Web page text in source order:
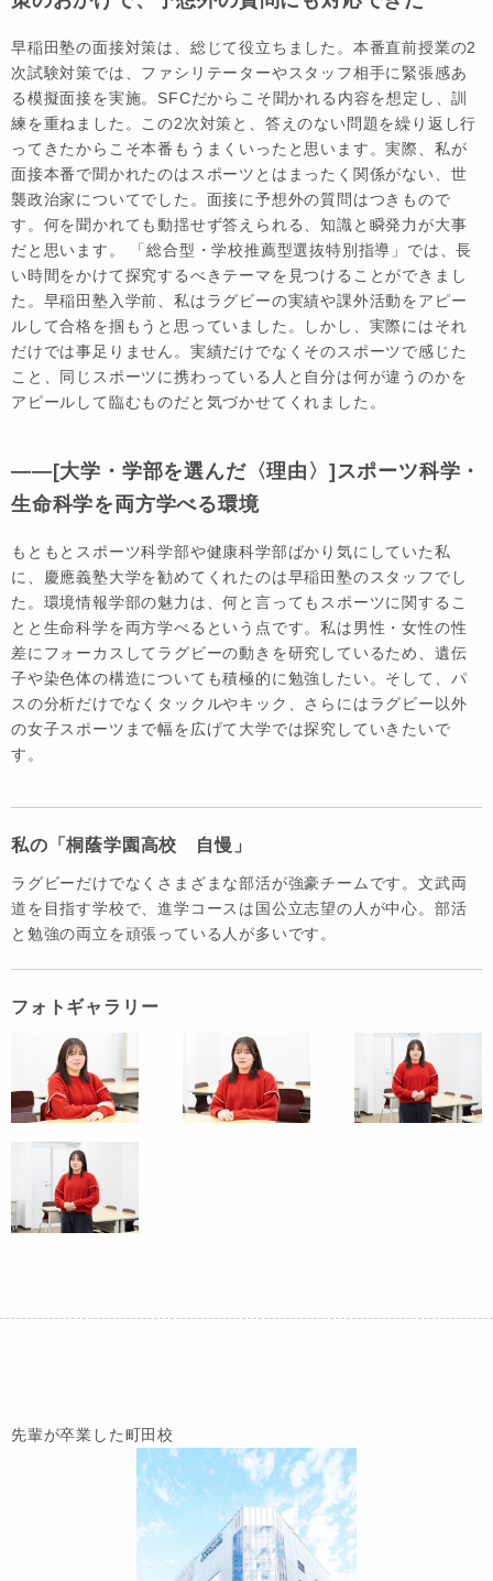
早稲田塾の面接対策は、総じて役立ちました。本番直前授業の2
次試験対策では、ファシリテーターやスタッフ相手に緊張感あ
る模擬面接を実施。SFCだからこそ聞かれる内容を想定し、訓
練を重ねました。この2次対策と、答えのない問題を繰り返し行
ってきたからこそ本番もうまくいったと思います。実際、私が
面接本番で聞かれたのはスポーツとはまったく関係がない、世
襲政治家についてでした。面接に予想外の質問はつきもので
す。何を聞かれても動揺せず答えられる、知識と瞬発力が大事
だと思います。 「総合型・学校推薦型選抜特別指導」では、長
い時間をかけて探究するべきテーマを見つけることができまし
た。早稲田塾入学前、私はラグビーの実績や課外活動をアピー
ルして合格を掴もうと思っていました。しかし、実際にはそれ
だけでは事足りません。実績だけでなくそのスポーツで感じた
こと、同じスポーツに携わっている人と自分は何が違うのかを
アピールして臨むものだと気づかせてくれました。
――[大学・学部を選んだ〈理由〉]スポーツ科学・
生命科学を両方学べる環境
もともとスポーツ科学部や健康科学部ばかり気にしていた私
に、慶應義塾大学を勧めてくれたのは早稲田塾のスタッフでし
た。環境情報学部の魅力は、何と言ってもスポーツに関するこ
とと生命科学を両方学べるという点です。私は男性・女性の性
差にフォーカスしてラグビーの動きを研究しているため、遺伝
子や染色体の構造についても積極的に勉強したい。そして、パ
スの分析だけでなくタックルやキック、さらにはラグビー以外
の女子スポーツまで幅を広げて大学では探究していきたいで
す。
私の「桐蔭学園高校 自慢」
ラグビーだけでなくさまざまな部活が強豪チームです。文武両
道を目指す学校で、進学コースは国公立志望の人が中心。部活
と勉強の両立を頑張っている人が多いです。
フォトギャラリー
先輩が卒業した町田校